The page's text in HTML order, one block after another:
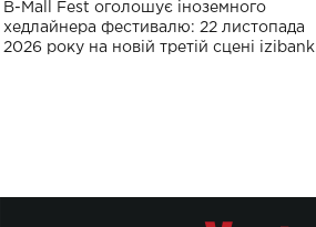
B-Mall Fest оголошує іноземного
хедлайнера фестивалю: 22 листопада
2026 року на новій третій сцені izibank